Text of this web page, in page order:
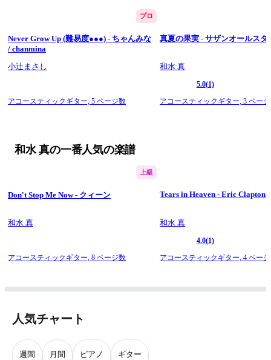
プロ
Never Grow Up (難易度●●●) - ちゃんみな
/ chanmina
小辻まさし
アコースティックギター, 5 ページ数
真夏の果実 - サザンオールスタ
和水 真
5.0(1)
アコースティックギター,3 ペー
和水 真の一番人気の楽譜
上級
Don't Stop Me Now - クィーン
和水 真
アコースティックギター, 8 ページ数
Tears in Heaven - Eric Clapton
和水 真
4.0(1)
アコースティックギター,4 ペー
人気チャート
週間 月間 ピアノ ギター